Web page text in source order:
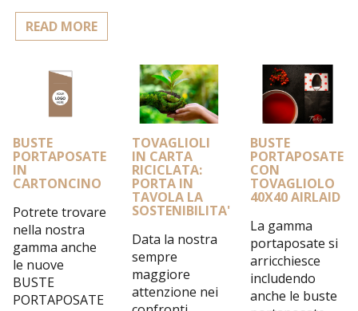
READ MORE
BUSTE
PORTAPOSATE
IN
CARTONCINO
Potrete trovare
nella nostra
gamma anche
le nuove
BUSTE
PORTAPOSATE
TOVAGLIOLI
IN CARTA
RICICLATA:
PORTA IN
TAVOLA LA
SOSTENIBILITA'
Data la nostra
sempre
maggiore
attenzione nei
BUSTE
PORTAPOSATE
CON
TOVAGLIOLO
40X40 AIRLAID
La gamma
portaposate si
arricchiesce
includendo
anche le buste